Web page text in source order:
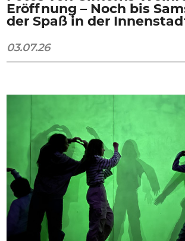
Eröffnung – Noch bis
der Spaß in der
03.07.26